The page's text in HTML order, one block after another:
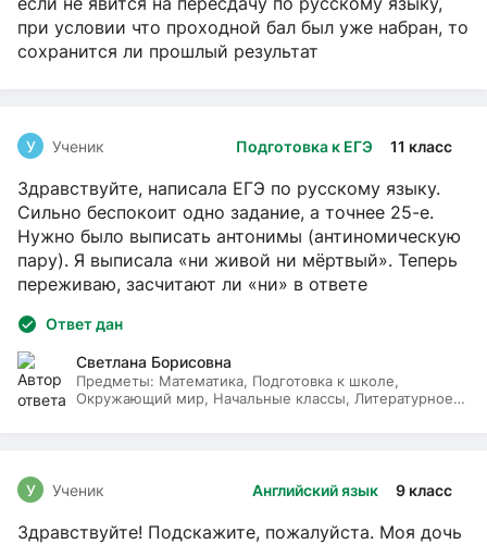
при условии что проходной бал был уже набран, то
сохранится ли прошлый результат
Подготовка к ЕГЭ 11 класс
У Ученик
Здравствуйте, написала ЕГЭ по русскому языку.
Сильно беспокоит одно задание, а точнее 25-е.
Нужно было выписать антонимы (антиномическую
пару). Я выписала «ни живой ни мёртвый». Теперь
переживаю, засчитают ли «ни» в ответе
Ответ дан
Светлана Борисовна
Предметы: Математика, Подготовка к школе,
Окружающий мир, Начальные классы, Литературное
Английский язык 9 класс
У Ученик
Здравствуйте! Подскажите, пожалуйста. Моя дочь